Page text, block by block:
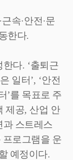
·근속·안전·문
한다.
한다. ‘출퇴근
일터’, ‘안전
’를 목표로 주
제공, 산업 안
과 스트레스
프로그램을 운
예정이다.